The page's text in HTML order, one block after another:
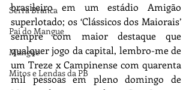
Serra Branca
Pai do Mangue
Mangue
Mitos e Lendas da PB
brasileiro em um estádio Amigão
superlotado; os ‘Clássicos dos Maiorais’
sempre com maior destaque que
qualquer jogo da capital, lembro-me de
um Treze x Campinense com quarenta
mil pessoas em pleno domingo de